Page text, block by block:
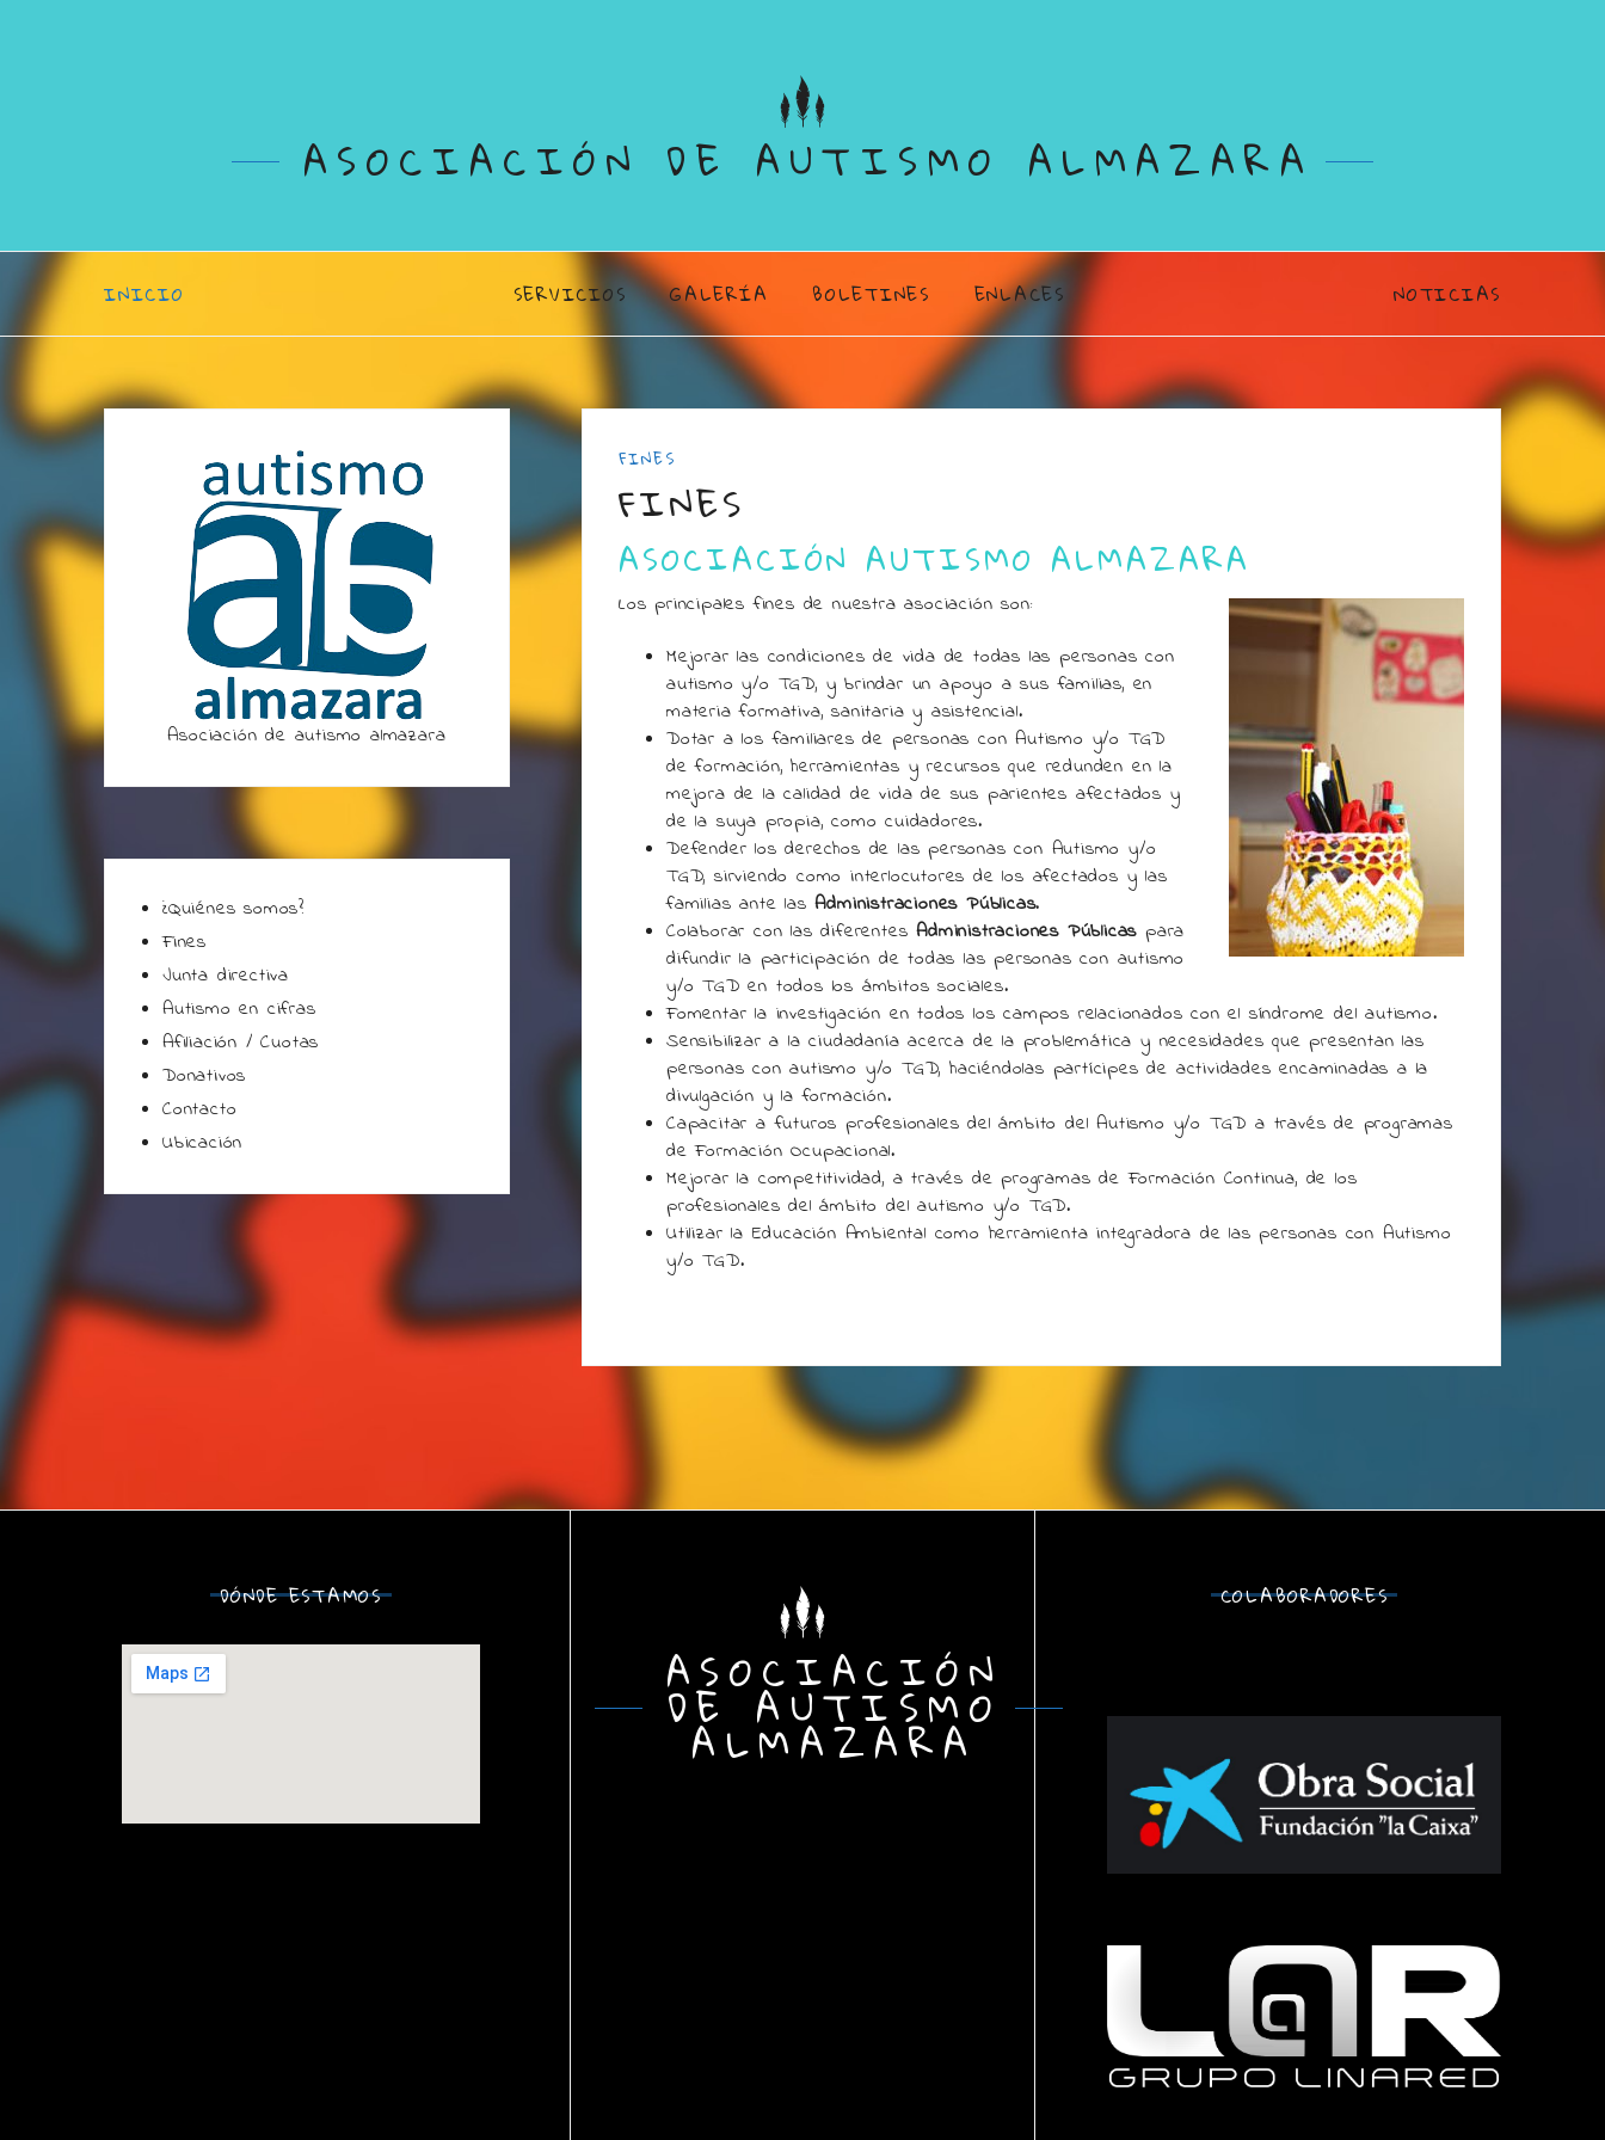
ASOCIACIÓN DE AUTISMO ALMAZARA
INICIO SERVICIOS GALERÍA BOLETINES ENLACES NOTICIAS
FINES
FINES
ASOCIACIÓN AUTISMO ALMAZARA
Los principales fines de nuestra asociación son:
Mejorar las condiciones de vida de todas las personas con
autismo y/o TGD, y brindar un apoyo a sus familias, en
materia formativa, sanitaria y asistencial.
Dotar a los familiares de personas con Autismo y/o TGD
de formación, herramientas y recursos que redunden en la
mejora de la calidad de vida de sus parientes afectados y
de la suya propia, como cuidadores.
Defender los derechos de las personas con Autismo y/o
TGD, sirviendo como interlocutores de los afectados y las
familias ante lasAdministraciones Públicas.
Colaborar con las diferentesAdministraciones Públicas para
difundir la participación de todas las personas con autismo
y/o TGD en todos los ámbitos sociales.
Fomentar la investigación en todos los campos relacionados con el síndrome del autismo.
Sensibilizar a la ciudadanía acerca de la problemática y necesidades que presentan las
personas con autismo y/o TGD, haciéndolas partícipes de actividades encaminadas a la
divulgación y la formación.
Capacitar a futuros profesionales del ámbito del Autismo y/o TGD a través de programas
de Formación Ocupacional.
Mejorar la competitividad, a través de programas de Formación Continua, de los
profesionales del ámbito del autismo y/o TGD.
Utilizar la Educación Ambiental como herramienta integradora de las personas con Autismo
y/o TGD.
Asociación de autismo almazara
¿Quiénes somos?
Fines
Junta directiva
Autismo en cifras
Afiliación / Cuotas
Donativos
Contacto
Ubicación
DÓNDE ESTAMOS COLABORADORES
ASOCIACIÓN
DE AUTISMO
ALMAZARA